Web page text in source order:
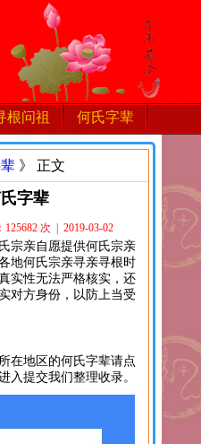
根问祖 何氏字辈
》 正文
字辈
次 | 2019-03-02
宗亲自愿提供何氏宗亲
地何氏宗亲寻亲寻根时
实性无法严格核实，还
对方身份，以防上当受
在地区的何氏字辈请点
入提交我们整理收录。